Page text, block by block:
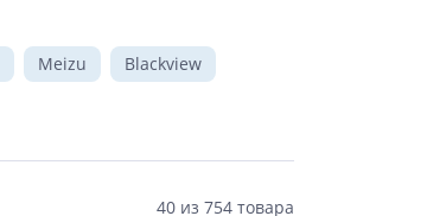
Meizu
Blackview
40 из 754 товара